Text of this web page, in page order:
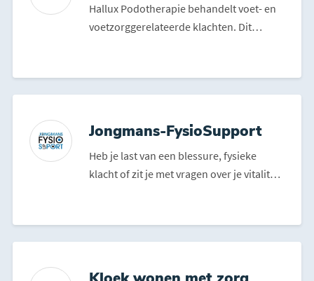
Hallux Podotherapie behandelt voet- en
voetzorggerelateerde klachten. Dit
Jongmans-FysioSupport
Heb je last van een blessure, fysieke
klacht of zit je met vragen over je vitaliteit